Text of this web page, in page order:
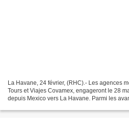
La Havane, 24 février, (RHC).- Les agences
Tours et Viajes Covamex, engageront le 28
depuis Mexico vers La Havane. Parmi les